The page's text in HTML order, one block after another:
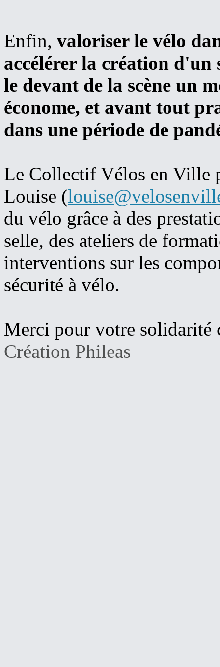
Enfin, valoriser le vélo
accélérer la création d'un
le devant de la scène un
économe, et avant tout
dans une période de
Le Collectif Vélos en Ville
Louise (
du vélo grâce à des
selle, des ateliers de
interventions sur les
sécurité à vélo.
Merci pour votre solidarité
Création Phileas